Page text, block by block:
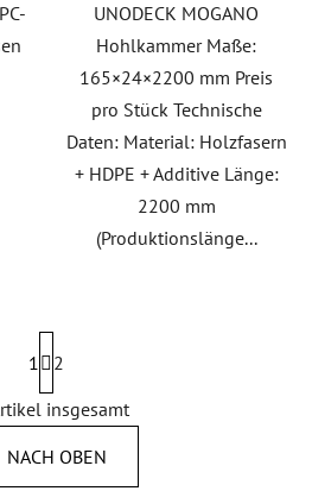
UNODECK MOGANO
Hohlkammer Maße:
165×24×2200 mm Preis
pro Stück Technische
Daten: Material: Holzfasern
+ HDPE + Additive Länge:
2200 mm
(Produktionslänge...
S
t
e
P
a
g
i
n
i
1
2
insgesamt
NACH OBEN